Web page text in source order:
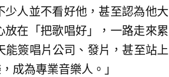
人並不看好他，甚至認為他大
在「把歌唱好」，一路走來累
簽唱片公司、發片，甚至站上
成為專業音樂人。」